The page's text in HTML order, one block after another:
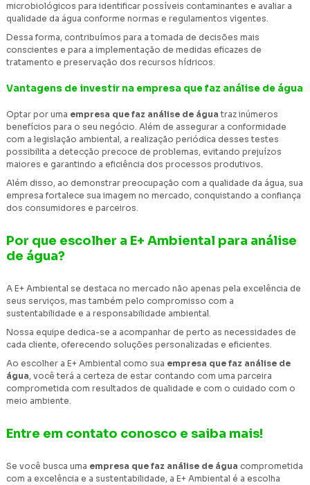
microbiológicos para identificar possíveis contaminantes e avaliar a
qualidade da água conforme normas e regulamentos vigentes.
Dessa forma, contribuímos para a tomada de decisões mais
conscientes e para a implementação de medidas eficazes de
tratamento e preservação dos recursos hídricos.
Vantagens de investir na empresa que faz análise de água
Optar por uma empresa que faz análise de água traz inúmeros
benefícios para o seu negócio. Além de assegurar a conformidade
com a legislação ambiental, a realização periódica desses testes
possibilita a detecção precoce de problemas, evitando prejuízos
maiores e garantindo a eficiência dos processos produtivos.
Além disso, ao demonstrar preocupação com a qualidade da água, sua
empresa fortalece sua imagem no mercado, conquistando a confiança
dos consumidores e parceiros.
Por que escolher a E+ Ambiental para análise
de água?
A E+ Ambiental se destaca no mercado não apenas pela excelência de
seus serviços, mas também pelo compromisso com a
sustentabilidade e a responsabilidade ambiental.
Nossa equipe dedica-se a acompanhar de perto as necessidades de
cada cliente, oferecendo soluções personalizadas e eficientes.
Ao escolher a E+ Ambiental como sua empresa que faz análise de
água, você terá a certeza de estar contando com uma parceira
comprometida com resultados de qualidade e com o cuidado com o
meio ambiente.
Entre em contato conosco e saiba mais!
Se você busca uma empresa que faz análise de água comprometida
com a excelência e a sustentabilidade, a E+ Ambiental é a escolha